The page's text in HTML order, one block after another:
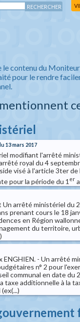
le contenu du
pour le rendre
13 mars 2017
modifiant l'arrêté
royal du 4
visé à l'article 3ter
pour la période du 1 er
Un arrêté ministériel du
prenant cours le 18
en Région
du territoire,
ENGHIEN. - Un arrêté
n° 2 pour
communal en date du
taxe additionnelle à la